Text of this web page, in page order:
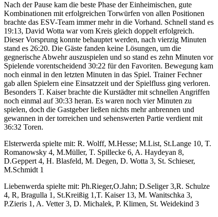
Nach der Pause kam die beste Phase der Einheimischen, gute
Kombinationen mit erfolgreichen Torwürfen von allen Positionen
brachte das ESV-Team immer mehr in die Vorhand. Schnell stand es
19:13, David Wotta war vom Kreis gleich doppelt erfolgreich.
Dieser Vorsprung konnte behauptet werden, nach vierzig Minuten
stand es 26:20. Die Gäste fanden keine Lösungen, um die
gegnerische Abwehr auszuspielen und so stand es zehn Minuten vor
Spielende vorentscheidend 30:22 für den Favoriten. Bewegung kam
noch einmal in den letzten Minuten in das Spiel. Trainer Fechner
gab allen Spielern eine Einsatzzeit und der Spielfluss ging verloren.
Besonders T. Kaiser brachte die Kurstädter mit schnellen Angriffen
noch einmal auf 30:33 heran. Es waren noch vier Minuten zu
spielen, doch die Gastgeber ließen nichts mehr anbrennen und
gewannen in der torreichen und sehenswerten Partie verdient mit
36:32 Toren.
Elsterwerda spielte mit: R. Wolff, M.Hesse; M.List, St.Lange 10, T.
Romanowsky 4, M.Müller, T. Spillecke 6, A. Haydeyan 8,
D.Geppert 4, H. Blasfeld, M. Degen, D. Wotta 3, St. Schieser,
M.Schmidt 1
Liebenwerda spielte mit: Ph.Rieger,O.Jahn; D.Seliger 3,R. Schulze
4, R, Bragulla 1, St.Kreißig 1,T. Kaiser 13, M. Wanitschka 3,
P.Zieris 1, A. Vetter 3, D. Michalek, P. Klimen, St. Weidekind 3